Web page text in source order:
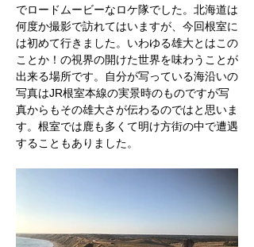
でロードムービーなロケ隊でした。北海道は
何度か撮影で訪れてはいますが、今回根室に
は初めて行きました。いわゆる雄大とはこの
ことか！の視界の開けた世界を味わうことが
出来る場所です。自分が写っている海沿いの
写真はJR根室本線の実景時のものですが写
真からもその雄大さが伝わるのではと思いま
す。根室では鹿も多くて明け方街の中で遭遇
することもありました。